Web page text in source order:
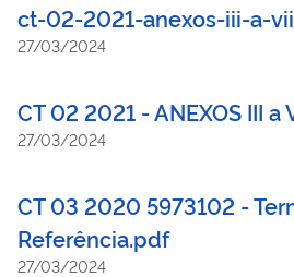
ct-02-2021-anexos-iii-a-
27/03/2024
CT 02 2021 - ANEXOS III
27/03/2024
CT 03 2020 5973102 -
Referência.pdf
27/03/2024